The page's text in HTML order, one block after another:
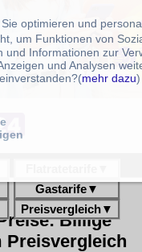
Gastarife▼
Preisvergleich▼
Billige
Preisvergleich
optimieren und
um Funktionen von
und Informationen zur
und Analysen
mehr dazu)